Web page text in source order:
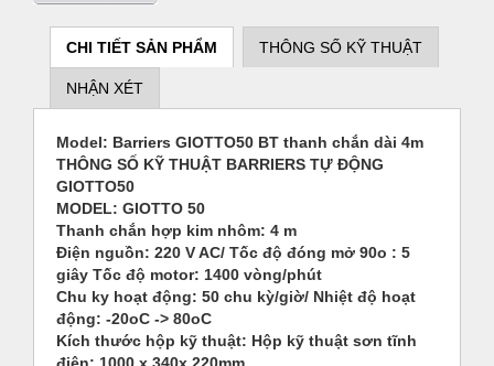
CHI TIẾT SẢN PHẨM THÔNG SỐ KỸ THUẬT
NHẬN XÉT
Model: Barriers GIOTTO50 BT thanh chắn dài 4m
THÔNG SỐ KỸ THUẬT BARRIERS TỰ ĐỘNG
GIOTTO50
MODEL: GIOTTO 50
Thanh chắn hợp kim nhôm: 4 m
Điện nguồn: 220 V AC/ Tốc độ đóng mở 90o : 5
giây Tốc độ motor: 1400 vòng/phút
Chu ky hoạt động: 50 chu kỳ/giờ/ Nhiệt độ hoạt
động: -20oC -> 80oC
Kích thước hộp kỹ thuật: Hộp kỹ thuật sơn tĩnh
Demo dự án 1